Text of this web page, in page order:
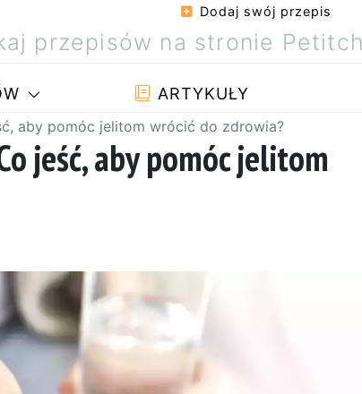
Dodaj swój przepis
ARTYKUŁY
aby pomóc jelitom wrócić do zdrowia?
jeść, aby pomóc jelitom